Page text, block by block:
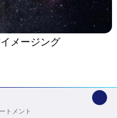
メージング
トメント